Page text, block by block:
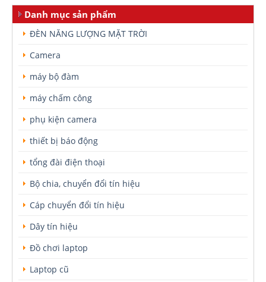
Danh mục sản phẩm
ĐÈN NĂNG LƯỢNG MẶT TRỜI
Camera
máy bộ đàm
máy chấm công
phụ kiện camera
thiết bị báo động
tổng đài điện thoại
Bộ chia, chuyển đổi tín hiệu
Cáp chuyển đổi tín hiệu
Dây tín hiệu
Đồ chơi laptop
Laptop cũ